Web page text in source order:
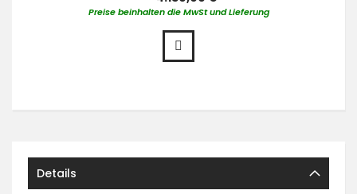
Preise beinhalten die MwSt und Lieferung
Details